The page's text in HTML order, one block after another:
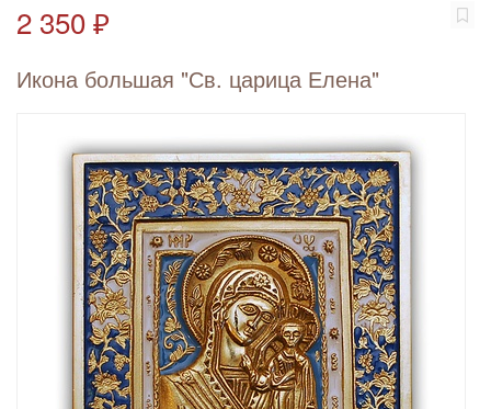
2 350 ₽
Икона большая "Св. царица Елена"